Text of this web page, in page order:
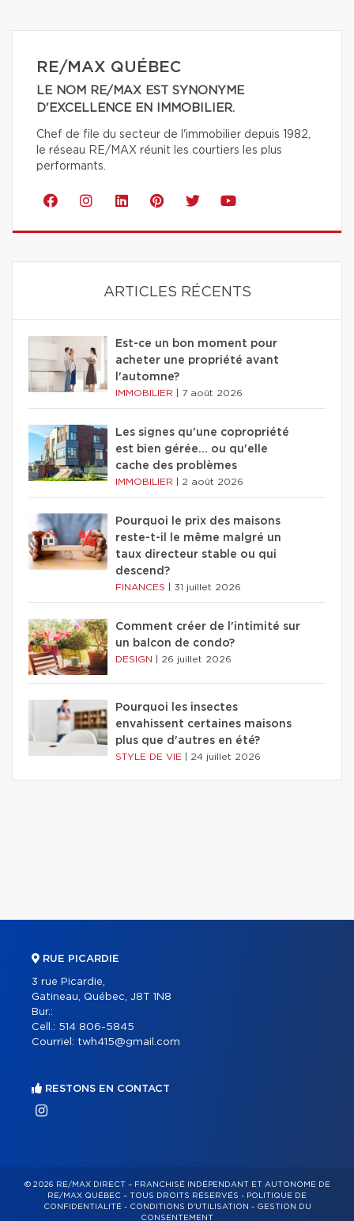
RE/MAX QUÉBEC
LE NOM RE/MAX EST SYNONYME
D'EXCELLENCE EN IMMOBILIER.
Chef de file du secteur de l'immobilier depuis 1982,
le réseau RE/MAX réunit les courtiers les plus
performants.
ARTICLES RÉCENTS
Est-ce un bon moment pour
acheter une propriété avant
l'automne?
IMMOBILIER 7 août 2026
Les signes qu'une copropriété
est bien gérée… ou qu'elle
cache des problèmes
IMMOBILIER 2 août 2026
Pourquoi le prix des maisons
reste-t-il le même malgré un
taux directeur stable ou qui
descend?
FINANCES 31 juillet 2026
Comment créer de l'intimité sur
un balcon de condo?
DESIGN 26 juillet 2026
Pourquoi les insectes
envahissent certaines maisons
plus que d'autres en été?
STYLE DE VIE 24 juillet 2026
RUE PICARDIE
3 rue Picardie,
Gatineau, Québec, J8T 1N8
Bur.:
Cell.: 514 806-5845
Courriel: twh415@gmail.com
RESTONS EN CONTACT
© 2026 RE/MAX DIRECT – FRANCHISÉ INDÉPENDANT ET AUTONOME DE
RE/MAX QUÉBEC – TOUS DROITS RÉSERVÉS - POLITIQUE DE
CONFIDENTIALITÉ- CONDITIONS D'UTILISATION - GESTION DU
CONSENTEMENT